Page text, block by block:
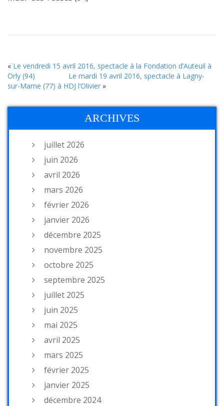
« Le vendredi 15 avril 2016, spectacle à la Fondation d’Auteuil à
Orly (94)
Le mardi 19 avril 2016, spectacle à Lagny-
sur-Marne (77) à HDJ l’Olivier »
ARCHIVES
juillet 2026
juin 2026
avril 2026
mars 2026
février 2026
janvier 2026
décembre 2025
novembre 2025
octobre 2025
septembre 2025
juillet 2025
juin 2025
mai 2025
avril 2025
mars 2025
février 2025
janvier 2025
décembre 2024